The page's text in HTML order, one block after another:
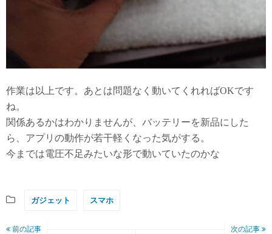
作業は以上です。あとは問題なく動いてくれればOKです
ね。
関係あるかはわかりませんが、バッテリーを新品にした
ら、アプリの動作が若干軽くなった気がする。
今までは電圧不足みたいな形で動いていたのかな
ガジェット スマホ
前の記事 次の記事